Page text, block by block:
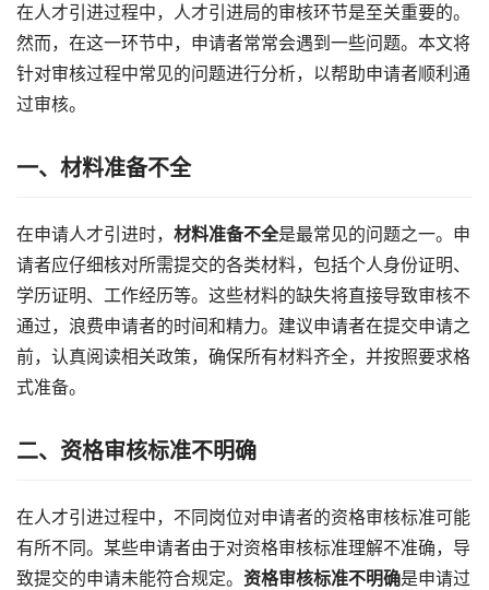
在人才引进过程中，人才引进局的审核环节是至关重要的。
然而，在这一环节中，申请者常常会遇到一些问题。本文将
针对审核过程中常见的问题进行分析，以帮助申请者顺利通
过审核。
一、材料准备不全
在申请人才引进时， 材料准备不全是最常见的问题之一。申
请者应仔细核对所需提交的各类材料，包括个人身份证明、
学历证明、工作经历等。这些材料的缺失将直接导致审核不
通过，浪费申请者的时间和精力。建议申请者在提交申请之
前，认真阅读相关政策，确保所有材料齐全，并按照要求格
式准备。
二、资格审核标准不明确
在人才引进过程中，不同岗位对申请者的资格审核标准可能
有所不同。某些申请者由于对资格审核标准理解不准确，导
致提交的申请未能符合规定。 资格审核标准不明确是申请过